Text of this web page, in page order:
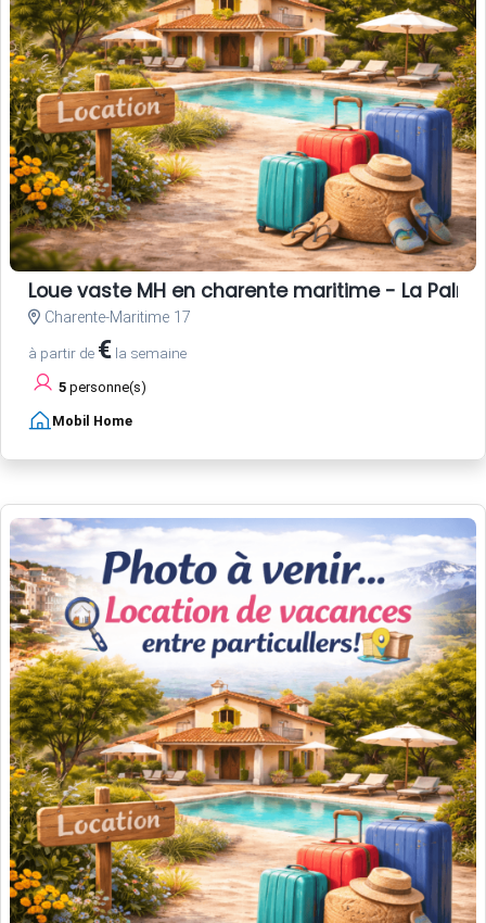
Loue vaste MH en charente maritime - La
Charente-Maritime 17
à partir de € la semaine
5 personne(s)
Mobil Home